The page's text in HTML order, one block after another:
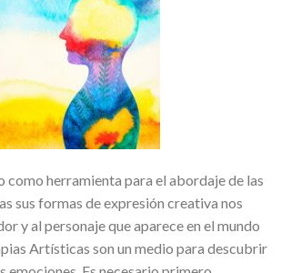
como herramienta para el abordaje de las
sus formas de expresión creativa nos
y al personaje que aparece en el mundo
Artísticas son un medio para descubrir